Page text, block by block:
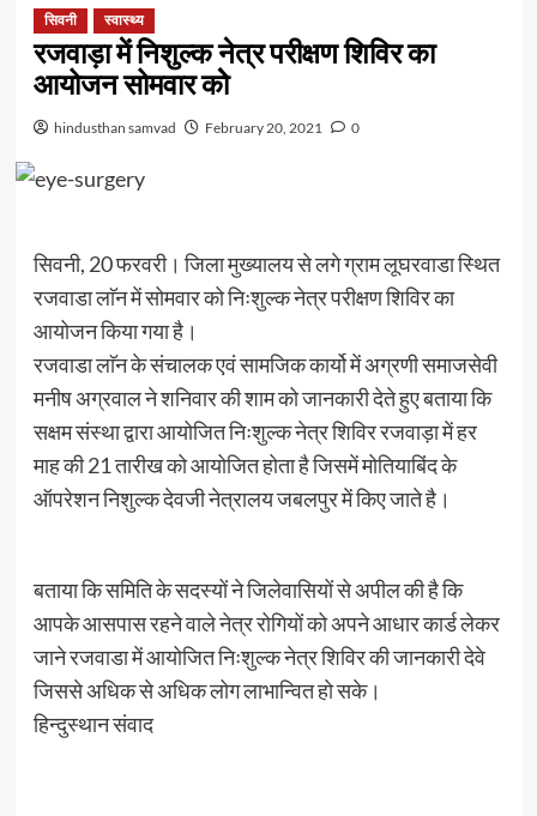
सिवनी स्वास्थ्य
रजवाड़ा में निशुल्क नेत्र परीक्षण शिविर का
आयोजन सोमवार कोे
hindusthan samvad February 20, 2021 0
सिवनी, 20 फरवरी। जिला मुख्यालय से लगे ग्राम लूघरवाडा स्थित
रजवाडा लाॅन में सोमवार को निःशुल्क नेत्र परीक्षण शिविर का
आयोजन किया गया है।
रजवाडा लाॅन के संचालक एवं सामजिक कार्यो में अग्रणी समाजसेवी
मनीष अग्रवाल ने शनिवार की शाम को जानकारी देते हुए बताया कि
सक्षम संस्था द्वारा आयोजित निःशुल्क नेत्र शिविर रजवाड़ा में हर
माह की 21 तारीख को आयोजित होता है जिसमें मोतियाबिंद के
ऑपरेशन निशुल्क देवजी नेत्रालय जबलपुर में किए जाते है।
बताया कि समिति के सदस्यों ने जिलेवासियों से अपील की है कि
आपके आसपास रहने वाले नेत्र रोगियों को अपने आधार कार्ड लेकर
जाने रजवाडा में आयोजित निःशुल्क नेत्र शिविर की जानकारी देवे
जिससे अधिक से अधिक लोग लाभान्वित हो सके।
हिन्दुस्थान संवाद